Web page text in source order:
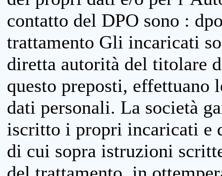
contatto del DPO sono :
trattamento Gli incaricati
diretta autorità del titolare
questo preposti, effettuano
dati personali. La società
iscritto i propri incaricati e
di cui sopra istruzioni